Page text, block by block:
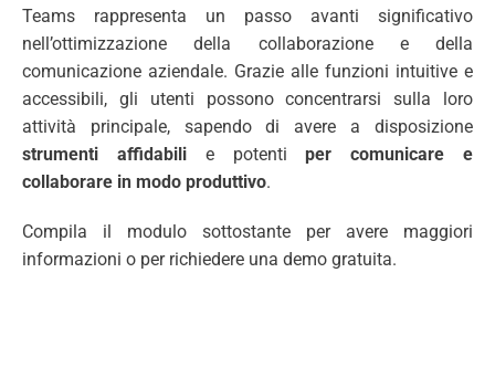
Teams rappresenta un passo avanti significativo
nell’ottimizzazione della collaborazione e della
comunicazione aziendale. Grazie alle funzioni intuitive e
accessibili, gli utenti possono concentrarsi sulla loro
attività principale, sapendo di avere a disposizione
strumenti affidabilie potentiper comunicare e
collaborare in modo produttivo.
Compila il modulo sottostante per avere maggiori
informazioni o per richiedere una demo gratuita.